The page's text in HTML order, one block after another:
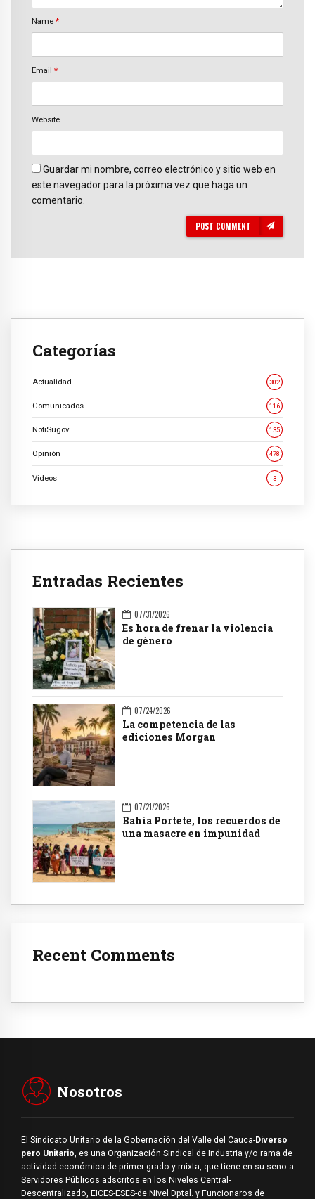
Name *
Email *
Website
Guardar mi nombre, correo electrónico y sitio web en
este navegador para la próxima vez que haga un
comentario.
POST COMMENT
Categorías
Actualidad 302
Comunicados 116
NotiSugov 135
Opinión 478
Videos 3
Entradas Recientes
07/31/2026
Es hora de frenar la violencia
de género
07/24/2026
La competencia de las
ediciones Morgan
07/21/2026
Bahía Portete, los recuerdos de
una masacre en impunidad
Recent Comments
Nosotros
El Sindicato Unitario de la Gobernación del Valle del Cauca-Diverso
pero Unitario, es una Organización Sindical de Industria y/o rama de
actividad económica de primer grado y mixta, que tiene en su seno a
Servidores Públicos adscritos en los Niveles Central-
Descentralizado, EICES-ESES-de Nivel Dptal. y Funcionaros de